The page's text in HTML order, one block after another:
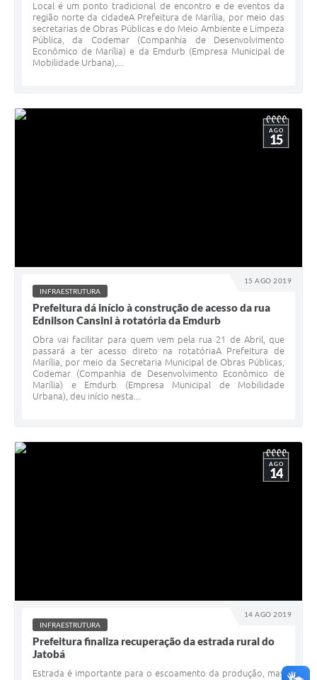
Local é um ponto tradicional de encontro e de eventos da
região norte da cidadeA Prefeitura de Marília, por meio das
secretarias de Obras Públicas e do Meio Ambiente e Limpeza
Pública, da Codemar (Companhia de Desenvolvimento
Econômico de Marília) e da Emdurb (Empresa Municipal de
Mobilidade Urbana),...
15 AGO 2019
AGO
15
INFRAESTRUTURA
Prefeitura dá início à construção de acesso da rua
Ednilson Cansini à rotatória da Emdurb
Obra vai facilitar para quem vem pela rua 21 de Abril, que
passará a ter acesso direto na rotatóriaA Prefeitura de
Marília, por meio da Secretaria Municipal de Obras Públicas,
Codemar (Companhia de Desenvolvimento Econômico de
Marília) e Emdurb (Empresa Municipal de Mobilidade
Urbana), deu início nesta...
14 AGO 2019
AGO
14
INFRAESTRUTURA
Prefeitura finaliza recuperação da estrada rural do
Jatobá
Estrada é importante para o escoamento da produção, mas